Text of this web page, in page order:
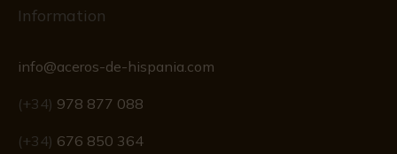
Information
info@aceros-de-hispania.com
(+34) 978 877 088
(+34) 676 850 364